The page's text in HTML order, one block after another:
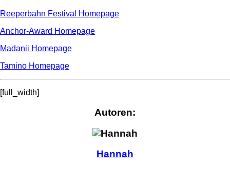
Reeperbahn Festival Homepage
Anchor-Award Homepage
Madanii Homepage
Tamino Homepage
[full_width]
Autoren:
Hannah